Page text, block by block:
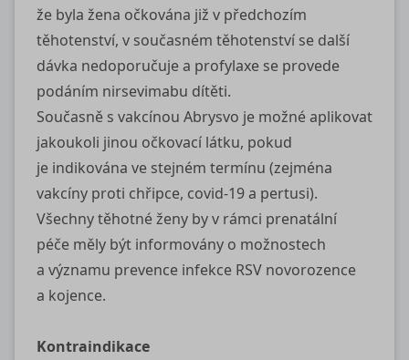
že byla žena očkována již v předchozím
těhotenství, v současném těhotenství se další
dávka nedoporučuje a profylaxe se provede
podáním nirsevimabu dítěti.
Současně s vakcínou Abrysvo je možné aplikovat
jakoukoli jinou očkovací látku, pokud
je indikována ve stejném termínu (zejména
vakcíny proti chřipce, covid‑19 a pertusi).
Všechny těhotné ženy by v rámci prenatální
péče měly být informovány o možnostech
a významu prevence infekce RSV novorozence
a kojence.
Kontraindikace